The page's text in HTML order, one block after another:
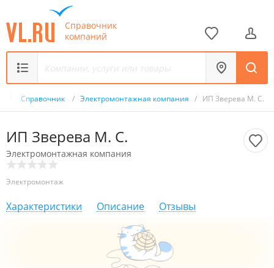
Справочник
компаний
Справочник / Электромонтажная компания / ИП Зверева М. С.
ИП Зверева М. С.
Электромонтажная компания
Электромонтаж
Характеристики Описание Отзывы